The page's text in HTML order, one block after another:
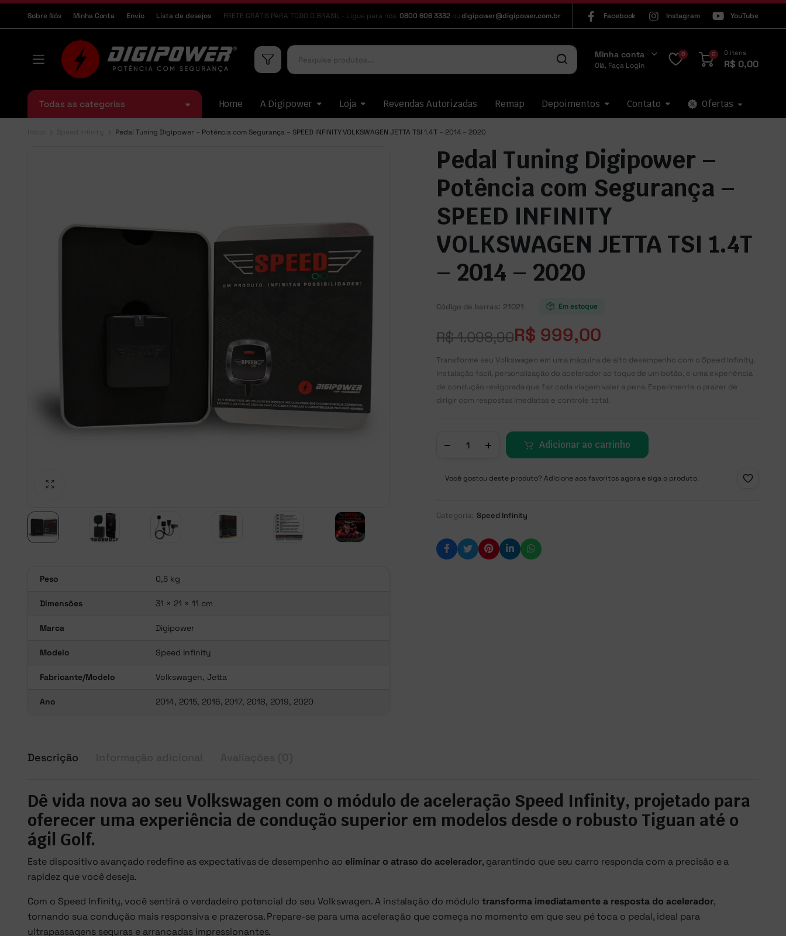
Sobre Nós Minha Conta Envio Lista de desejos FRETE GRÁTIS PARA TODO O BRASIL - Ligue para nós: 0800 606 3332 ou digipower@digipower.com.br Facebook Instagram YouTube
Minha conta
Olá, Faça Login
0 0 0 itens
R$ 0,00
Todas as categorias Home A Digipower Loja Revendas Autorizadas Remap Depoimentos Contato Ofertas
Pedal Tuning Digipower – Potência com Segurança – SPEED INFINITY VOLKSWAGEN JETTA TSI 1.4T – 2014 – 2020
Peso 0,5 kg
Dimensões 31 × 21 × 11 cm
Marca Digipower
Modelo Speed Infinity
Fabricante/Modelo Volkswagen, Jetta
Ano 2014, 2015, 2016, 2017, 2018, 2019, 2020
Pedal Tuning Digipower –
Potência com Segurança –
SPEED INFINITY
VOLKSWAGEN JETTA TSI 1.4T
– 2014 – 2020
Código de barras: 21021 Em estoque
R$1.098,90R$ 999,00
Transforme seu Volkswagen em uma máquina de alto desempenho com o Speed Infinity.
Instalação fácil, personalização do acelerador ao toque de um botão, e uma experiência
de condução revigorada que faz cada viagem valer a pena. Experimente o prazer de
dirigir com respostas imediatas e controle total.
Adicionar ao carrinho
Você gostou deste produto? Adicione aos favoritos agora e siga o produto.
Categoria: Speed Infinity
Descrição
Dê vida nova ao seu Volkswagen com o módulo de aceleração Speed Infinity, projetado para
oferecer uma experiência de condução superior em modelos desde o robusto Tiguan até o
ágil Golf.
Este dispositivo avançado redefine as expectativas de desempenho ao eliminar o atraso do acelerador, garantindo que seu carro responda com a precisão e a
rapidez que você deseja.
Com o Speed Infinity, você sentirá o verdadeiro potencial do seu Volkswagen. A instalação do módulo transforma imediatamente a resposta do acelerador,
tornando sua condução mais responsiva e prazerosa. Prepare-se para uma aceleração que começa no momento em que seu pé toca o pedal, ideal para
ultrapassagens seguras e arrancadas impressionantes.